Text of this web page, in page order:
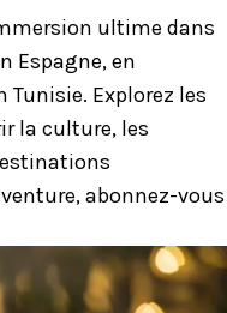
ultime dans
Espagne, en
Tunisie. Explorez les
la culture, les
abonnez-vous